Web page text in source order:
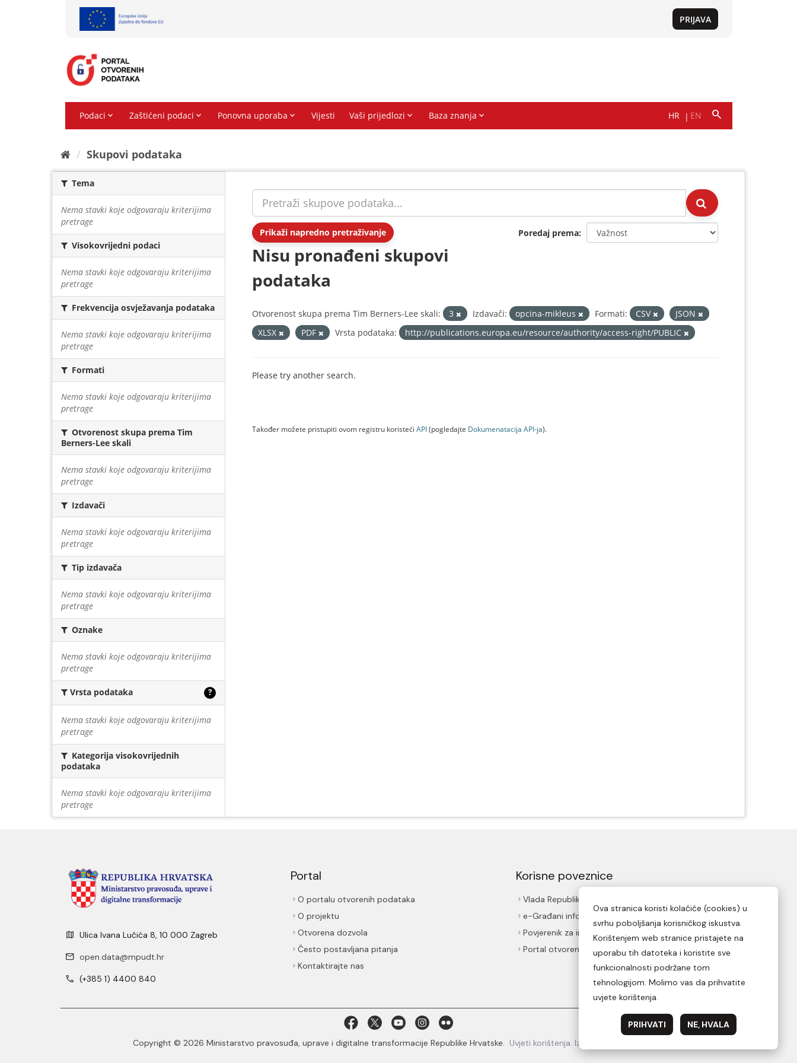
Skupovi podаtаkа
Tema
Nema stavki koje odgovaraju kriterijima
pretrage
Visokovrijedni podaci
Nema stavki koje odgovaraju kriterijima
pretrage
Frekvencija osvježavanja podataka
Nema stavki koje odgovaraju kriterijima
pretrage
Formati
Nema stavki koje odgovaraju kriterijima
pretrage
Otvorenost skupa prema Tim
Berners-Lee skali
Nema stavki koje odgovaraju kriterijima
pretrage
Izdavači
Nema stavki koje odgovaraju kriterijima
pretrage
Tip izdavača
Nema stavki koje odgovaraju kriterijima
pretrage
Oznake
Nema stavki koje odgovaraju kriterijima
pretrage
Vrsta podataka ?
Nema stavki koje odgovaraju kriterijima
pretrage
Kategorija visokovrijednih
podataka
Nema stavki koje odgovaraju kriterijima
pretrage
Prikaži napredno pretraživanje Poredaj prema
Nisu pronađeni skupovi
podataka
Otvorenost skupa prema Tim Berners-Lee skali: 3 Izdavači: opcina-mikleus Formati: CSV
JSON
XLSX
PDF Vrsta podataka: http://publications.europa.eu/resource/authority/access-right/PUBLIC
Please try another search.
Također možete pristupiti ovom registru koristeći API(pogledajte Dokumenаtаcijа API-jа).